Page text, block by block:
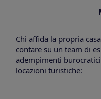
Chi affida la propria
contare su un team di
adempimenti
locazioni turistiche: